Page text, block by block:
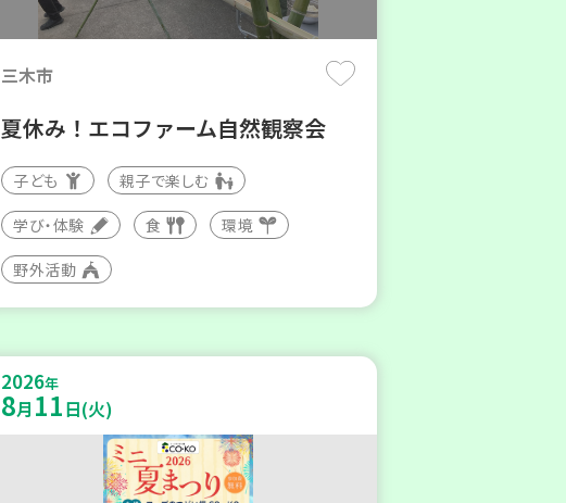
三木市
夏休み！エコファーム自然観察会
子ども 親子で楽しむ
学び・体験 食 環境
野外活動
2026年
8月 11日(火)